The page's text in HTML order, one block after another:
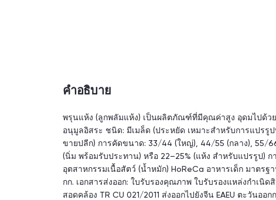
คำอธิบาย
พรุนแห้ง (ลูกพลัมแห้ง) เป็นผลิตภัณฑ์ที่มีคุณค่าสูง อุดมไปด้ว
อนุมูลอิสระ ชนิด: มีเมล็ด (ประหยัด เหมาะสำหรับการแปรรู
ขายปลีก) การคัดขนาด: 33/44 (ใหญ่), 44/55 (กลาง), 55/
(นิ่ม พร้อมรับประทาน) หรือ 22–25% (แห้ง สำหรับแปรรูป)
อุตสาหกรรมเนื้อสัตว์ (น้ำหมัก) HoReCa อาหารเด็ก มาตร
กก. เอกสารส่งออก: ใบรับรองคุณภาพ ใบรับรองแหล่งกำเนิ
สอดคล้อง TR CU 021/2011 ส่งออกไปยังจีน EAEU ตะวันออก